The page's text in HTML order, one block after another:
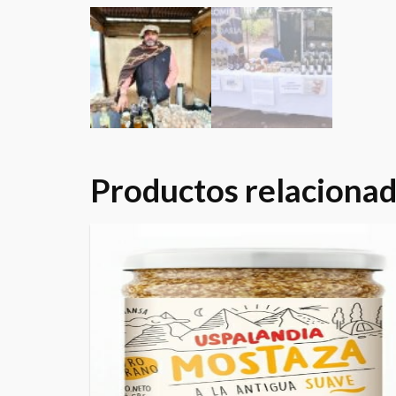
Productos